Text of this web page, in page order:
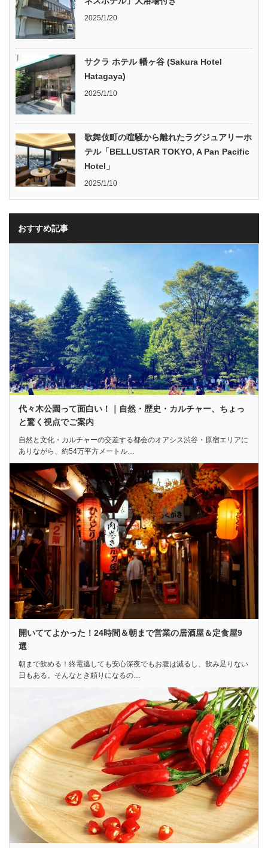
2025/1/20
サクラ ホテル 幡ヶ谷 (Sakura Hotel
Hatagaya)
2025/1/10
歌舞伎町の喧騒から離れたラグジュアリーホ
テル「BELLUSTAR TOKYO, A Pan Pacific
Hotel」
2025/1/10
おすすめ記事
代々木公園って面白い！｜自然・歴史・カルチャー、ちょっ
と驚く視点でご案内
自然と文化・カルチャーの交差する都会のオアシス渋谷・原宿エリアに
ありながら、約54万平方メートル…
開いててよかった！24時間＆朝まで営業の居酒屋＆定食屋9
選
朝まで飲める！終電逃しても安心深夜でもお腹は減るし、飲み足りない
日もある。そんなとき頼りになるの…